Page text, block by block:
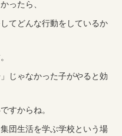
ったら、
てどんな行動をしているか
じゃなかった子がやると効
すからね。
団生活を学ぶ学校という場